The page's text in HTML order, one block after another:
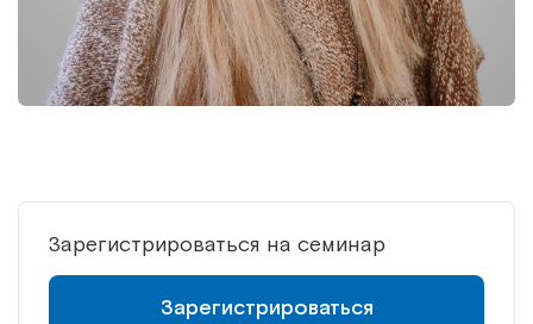
Зарегистрироваться на семинар
Зарегистрироваться